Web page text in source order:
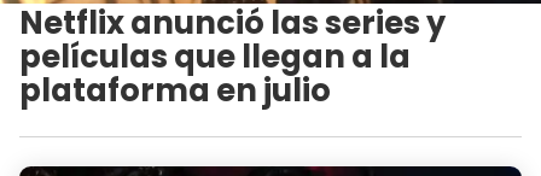
Netflix anunció las series y
películas que llegan a la
plataforma en julio